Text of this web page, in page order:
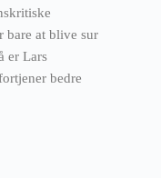
bare at blive sur
er Lars
bedre